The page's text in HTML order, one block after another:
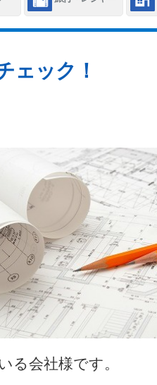
ェック！
る会社様です。